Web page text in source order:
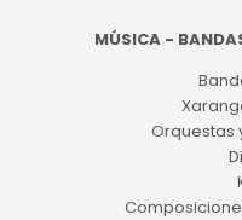
MÚSICA -
Orquestas